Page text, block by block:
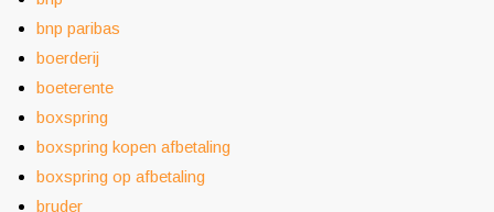
bnp paribas
boerderij
boeterente
boxspring
boxspring kopen afbetaling
boxspring op afbetaling
bruder